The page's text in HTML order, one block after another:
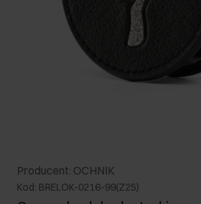
Producent: OCHNIK
Kod: BRELOK-0216-99(Z25)